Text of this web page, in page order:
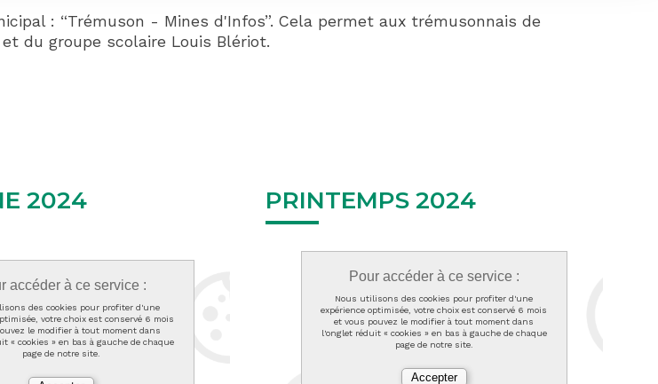
: “Trémuson - Mines d'Infos”. Cela permet aux trémusonnais de
du groupe scolaire Louis Blériot.
2024
accéder à ce service :
des cookies pour profiter d'une
votre choix est conservé 6 mois
le modifier à tout moment dans
« cookies » en bas à gauche de chaque
page de notre site.
PRINTEMPS 2024
Pour accéder à ce service :
Nous utilisons des cookies pour profiter d'une
expérience optimisée, votre choix est conservé 6 mois
et vous pouvez le modifier à tout moment dans
l'onglet réduit « cookies » en bas à gauche de chaque
page de notre site.